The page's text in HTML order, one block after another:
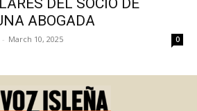
ABOGADA
- March 10, 2025 0